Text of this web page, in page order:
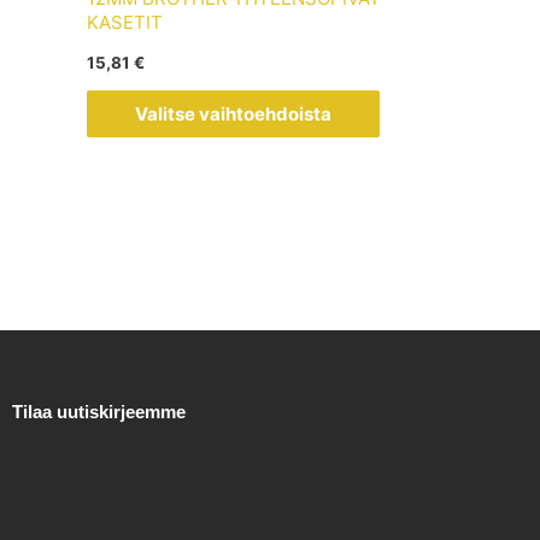
KASETIT
15,81 €
Valitse vaihtoehdoista
tuotteen
Tilaa uutiskirjeemme